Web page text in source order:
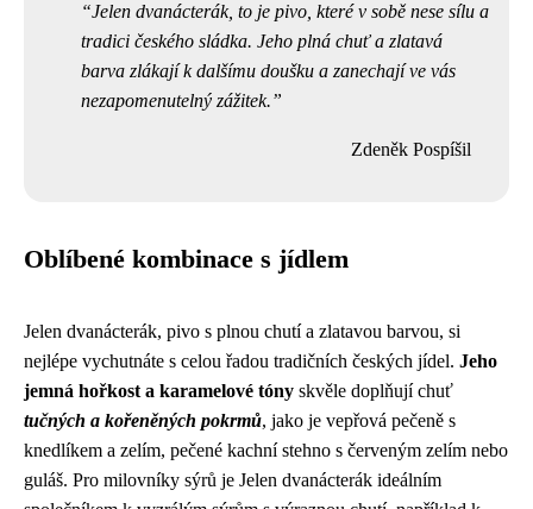
Jelen dvanácterák, to je pivo, které v sobě nese sílu a
tradici českého sládka. Jeho plná chuť a zlatavá
barva zlákají k dalšímu doušku a zanechají ve vás
nezapomenutelný zážitek.
Zdeněk Pospíšil
Oblíbené kombinace s jídlem
Jelen dvanácterák, pivo s plnou chutí a zlatavou barvou, si
nejlépe vychutnáte s celou řadou tradičních českých jídel. Jeho
jemná hořkost a karamelové tóny skvěle doplňují chuť
tučných a kořeněných pokrmů, jako je vepřová pečeně s
knedlíkem a zelím, pečené kachní stehno s červeným zelím nebo
guláš. Pro milovníky sýrů je Jelen dvanácterák ideálním